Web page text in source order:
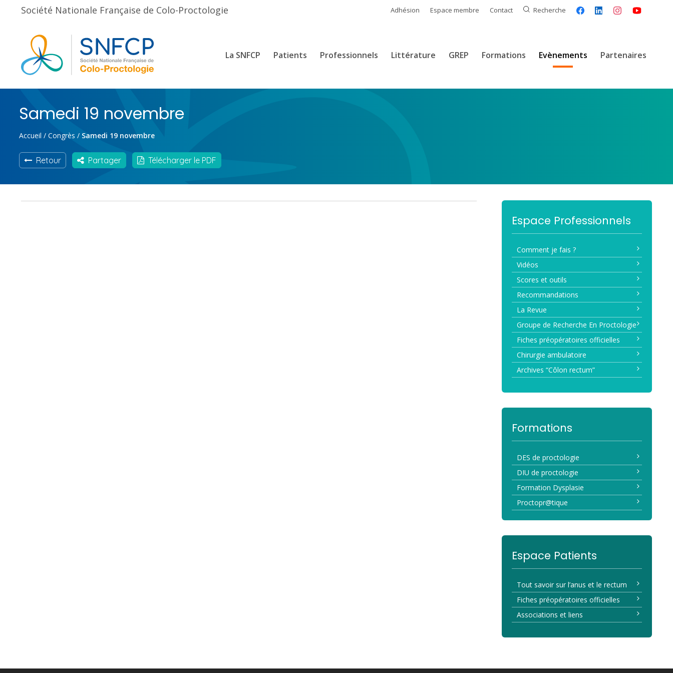
Société Nationale Française de Colo-Proctologie Adhésion Espace membre Contact Recherche
La SNFCP Patients Professionnels Littérature GREP Formations Evènements Partenaires
Samedi 19 novembre
Accueil / Congrès / Samedi 19 novembre
Retour Partager Télécharger le PDF
Espace Professionnels
Comment je fais ?
Vidéos
Scores et outils
Recommandations
La Revue
Groupe de Recherche En Proctologie
Fiches préopératoires officielles
Chirurgie ambulatoire
Archives “Côlon rectum”
Formations
DES de proctologie
DIU de proctologie
Formation Dysplasie
Proctopr@tique
Espace Patients
Tout savoir sur l’anus et le rectum
Fiches préopératoires officielles
Associations et liens